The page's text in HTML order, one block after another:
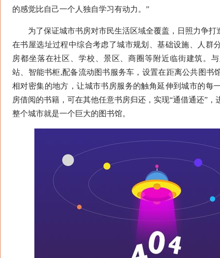
的感觉比自己一个人独自学习有动力。”
为了保证城市书房对市民生活区域全覆盖，日照力争打
在书屋选址过程中综合考虑了城市规划、基础设施、人群
房都坐落在社区、学校、景区、商圈等附近临街建筑。
站、智能书柜,配备流动图书服务车，设置在距离公共图书
相对密集的地方，让城市书房服务的触角延伸到城市的每
房借阅的书籍，可在其他任意书房归还，实现“通借通还”，
整个城市就是一个巨大的图书馆。